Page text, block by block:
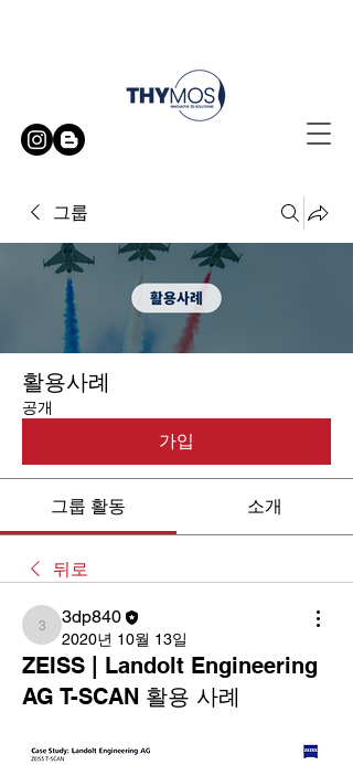
그룹
활용사례
공개
가입
그룹 활동 소개
뒤로
3dp840
3dp840
2020년 10월 13일
ZEISS | Landolt Engineering
AG T-SCAN 활용 사례